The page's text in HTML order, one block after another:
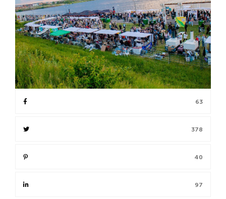
63
378
40
97